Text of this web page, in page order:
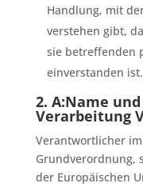
Handlung, mit
verstehen gibt,
sie betreffenden
einverstanden ist.
2. A:Name
Verarbeitung
Verantwortlicher
Grundverordnung,
der Europäischen